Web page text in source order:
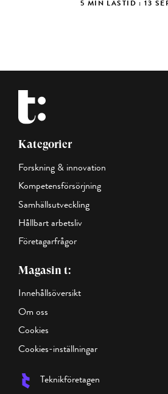
5 MIN LÄSTID : 13
Kategorier
Forskning & innovation
Kompetensförsörjning
Samhällsutveckling
Hållbart arbetsliv
Företagarfrågor
Magasin t:
Innehållsöversikt
Om oss
Cookies
Cookies-inställningar
Teknikföretagen